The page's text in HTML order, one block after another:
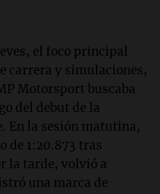
el foco principal
carrera y simulaciones,
Motorsport buscaba
del debut de la
En la sesión matutina,
de 1:20.873 tras
la tarde, volvió a
una marca de